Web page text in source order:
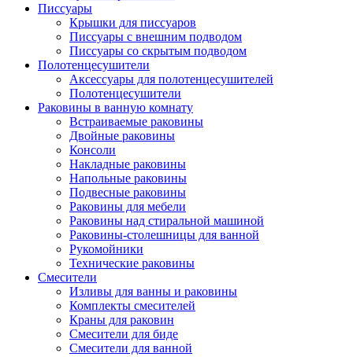
Писсуары
Крышки для писсуаров
Писсуары с внешним подводом
Писсуары со скрытым подводом
Полотенцесушители
Аксессуары для полотенцесушителей
Полотенцесушители
Раковины в ванную комнату
Встраиваемые раковины
Двойные раковины
Консоли
Накладные раковины
Напольные раковины
Подвесные раковины
Раковины для мебели
Раковины над стиральной машиной
Раковины-столешницы для ванной
Рукомойники
Технические раковины
Смесители
Изливы для ванны и раковины
Комплекты смесителей
Краны для раковин
Смесители для биде
Смесители для ванной